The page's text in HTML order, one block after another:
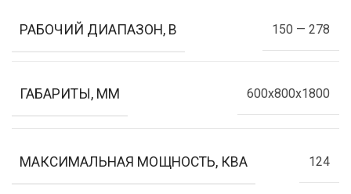
РАБОЧИЙ ДИАПАЗОН, В 150 — 278
ГАБАРИТЫ, ММ 600x800x1800
МАКСИМАЛЬНАЯ МОЩНОСТЬ, КВА 124